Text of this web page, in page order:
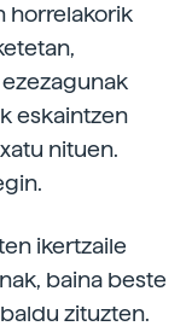
horrelakorik
eskaintzen
nituen.
ikertzaile
baina beste
zituzten.